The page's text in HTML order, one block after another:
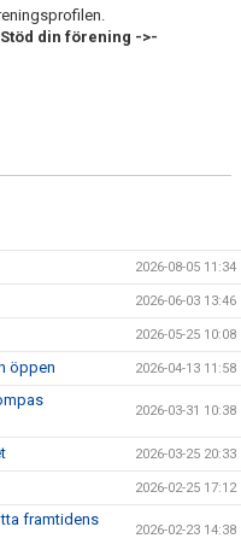
din förening ->-
2026-08-05 11:34
2026-06-03 13:46
2026-05-25 10:08
öppen 2026-04-13 11:58
2026-03-31 10:38
2026-03-25 20:33
2026-02-25 17:12
framtidens
2026-02-23 14:38